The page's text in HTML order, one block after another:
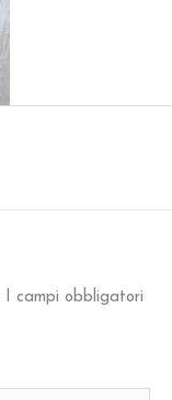
I campi obbligatori